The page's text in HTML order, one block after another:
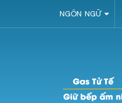
NGÔN NGỮ